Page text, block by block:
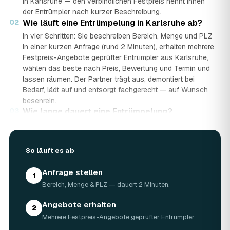
der Entrümpler nach kurzer Beschreibung.
02 Wie läuft eine Entrümpelung in Karlsruhe ab?
In vier Schritten: Sie beschreiben Bereich, Menge und PLZ
in einer kurzen Anfrage (rund 2 Minuten), erhalten mehrere
Festpreis-Angebote geprüfter Entrümpler aus Karlsruhe,
wählen das beste nach Preis, Bewertung und Termin und
lassen räumen. Der Partner trägt aus, demontiert bei
Bedarf, lädt auf und entsorgt fachgerecht — auf Wunsch
besenrein.
Wie lange dauert eine Entrümpelung?
eine komplette Wohnung oder ein Haus in Karlsruhe kann
schon innerhalb weniger Tage, bei akuten Fällen wie einer
Messie-Wohnung auch kurzfristig.
Welche Gegenstände werden bei der
Entrümpelung entsorgt?
Mitgenommen wird praktisch der gesamte Hausrat: Möbel,
So läuft es ab
1 Anfrage stellen
Bereich, Menge & PLZ — dauert 2 Minuten.
2 Angebote erhalten
Mehrere Festpreis-Angebote geprüfter Entrümpler.